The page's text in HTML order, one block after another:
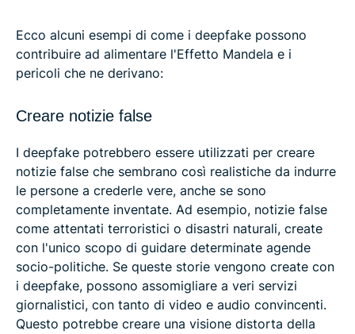
Ecco alcuni esempi di come i deepfake possono
contribuire ad alimentare l'Effetto Mandela e i
pericoli che ne derivano:
Creare notizie false
I deepfake potrebbero essere utilizzati per creare
notizie false che sembrano così realistiche da indurre
le persone a crederle vere, anche se sono
completamente inventate. Ad esempio, notizie false
come attentati terroristici o disastri naturali, create
con l'unico scopo di guidare determinate agende
socio-politiche. Se queste storie vengono create con
i deepfake, possono assomigliare a veri servizi
giornalistici, con tanto di video e audio convincenti.
Questo potrebbe creare una visione distorta della